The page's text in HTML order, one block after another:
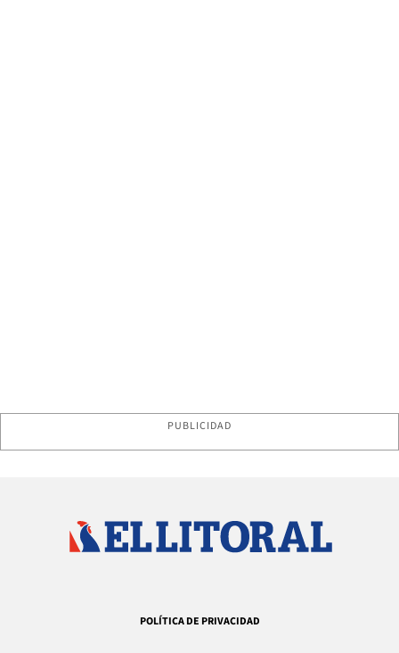
PUBLICIDAD
POLÍTICA DE PRIVACIDAD